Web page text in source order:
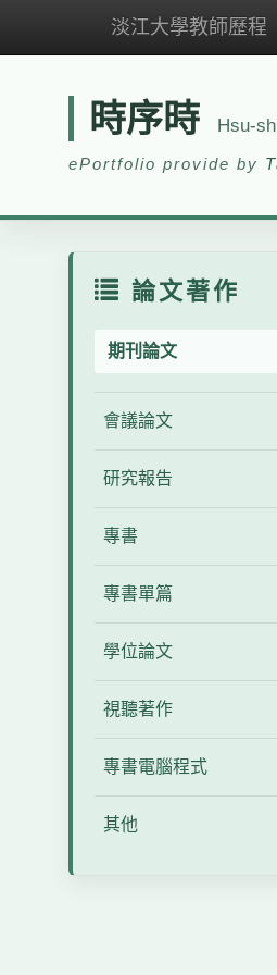
淡江大學教師歷程
時序時 Hsu-
ePortfolio provide by
論文著作
期刊論文
會議論文
研究報告
專書
專書單篇
學位論文
視聽著作
專書電腦程式
其他